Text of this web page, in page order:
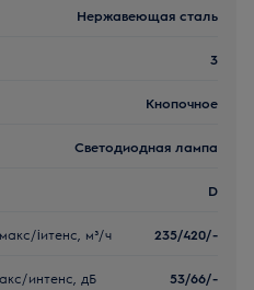
Нержавеющая сталь
3
Кнопочное
Светодиодная лампа
D
іитенс, м³/ч 235/420/-
интенс, дБ 53/66/-